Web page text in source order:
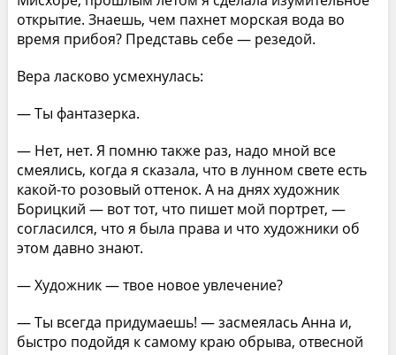
открытие. Знаешь, чем пахнет морская вода во
время прибоя? Представь себе — резедой.
Вера ласково усмехнулась:
— Ты фантазерка.
— Нет, нет. Я помню также раз, надо мной все
смеялись, когда я сказала, что в лунном свете есть
какой-то розовый оттенок. А на днях художник
Борицкий — вот тот, что пишет мой портрет, —
согласился, что я была права и что художники об
этом давно знают.
— Художник — твое новое увлечение?
— Ты всегда придумаешь! — засмеялась Анна и,
быстро подойдя к самому краю обрыва, отвесной